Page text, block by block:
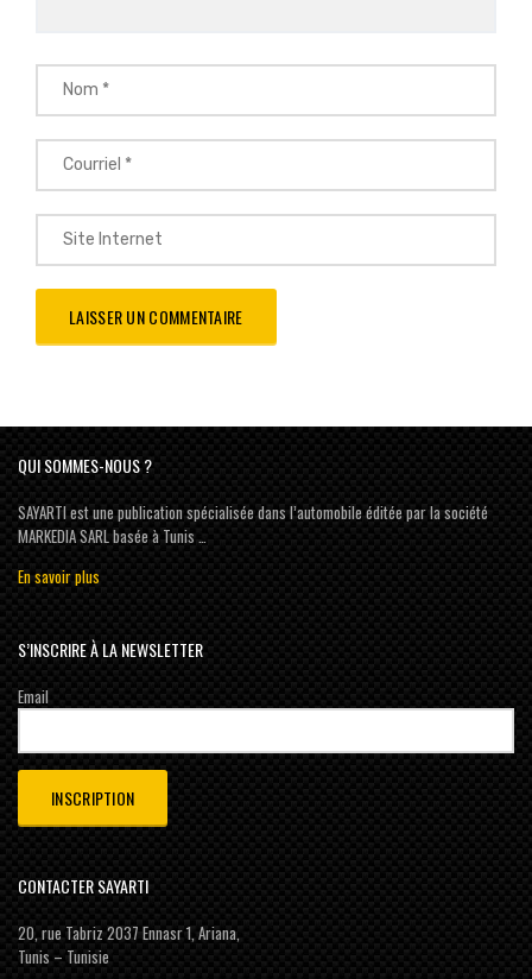
QUI SOMMES-NOUS ?
SAYARTI est une publication spécialisée dans l’automobile éditée par la société
MARKEDIA SARL basée à Tunis …
En savoir plus
S’INSCRIRE À LA NEWSLETTER
Email
CONTACTER SAYARTI
20, rue Tabriz 2037 Ennasr 1, Ariana,
Tunis – Tunisie